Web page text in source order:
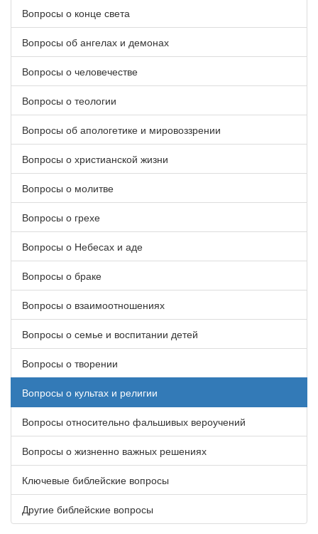
Вопросы о конце света
Вопросы об ангелах и демонах
Вопросы о человечестве
Вопросы о теологии
Вопросы об апологетике и мировоззрении
Вопросы о христианской жизни
Вопросы о молитве
Вопросы о грехе
Вопросы о Небесах и аде
Вопросы о браке
Вопросы о взаимоотношениях
Вопросы о семье и воспитании детей
Вопросы о творении
Вопросы о культах и религии
Вопросы относительно фальшивых вероучений
Вопросы о жизненно важных решениях
Ключевые библейские вопросы
Другие библейские вопросы